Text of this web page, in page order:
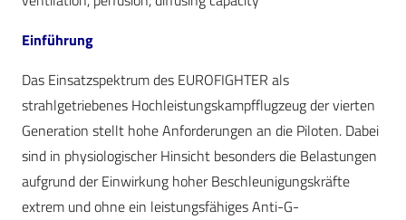
Einführung
Das Einsatzspektrum des EUROFIGHTER als
strahlgetriebenes Hochleistungskampfflugzeug der vierten
Generation stellt hohe Anforderungen an die Piloten. Dabei
sind in physiologischer Hinsicht besonders die Belastungen
aufgrund der Einwirkung hoher Beschleunigungskräfte
extrem und ohne ein leistungsfähiges Anti-G-